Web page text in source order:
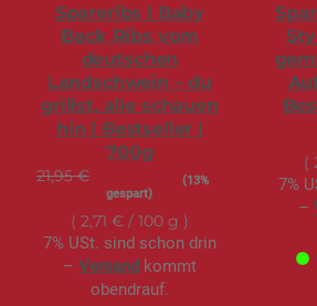
Spareribs | Baby
Back Ribs vom
deutschen
Landschwein – du
grillst, alle schauen
hin | Bestseller |
700g
21,95 €
o
n
d
e
r
a
n
e
(13%
gespart)
2,71 €/ 100 g
7% USt. sind schon drin
– Versandkommt
obendrauf.
7%
–